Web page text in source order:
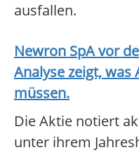
ausfallen.
Newron SpAvor
Analyse zeigt, was
müssen.
Die Aktie notiert
unter ihrem